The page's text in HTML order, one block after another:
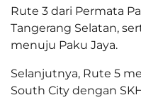
Rute 3 dari Permata
Tangerang Selatan,
menuju Paku Jaya.
Selanjutnya, Rute 5
South City dengan